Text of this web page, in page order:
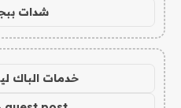
شدات
خدمات الباك